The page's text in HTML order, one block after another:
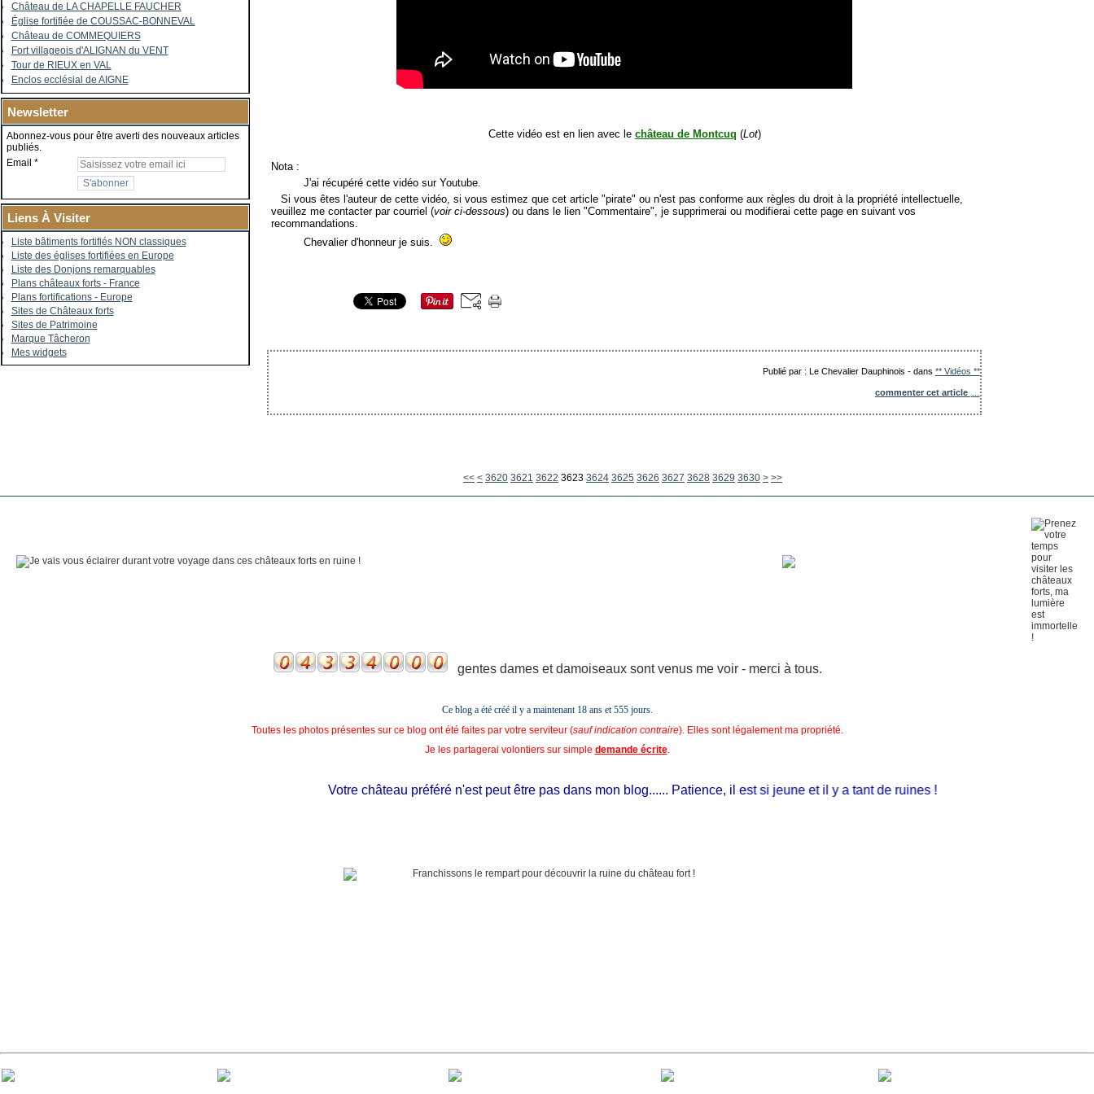
Château de LA CHAPELLE FAUCHER
Église fortifiée de COUSSAC-BONNEVAL
Château de COMMEQUIERS
Fort villageois d'ALIGNAN du VENT
Tour de RIEUX en VAL
Enclos ecclésial de AIGNE
Newsletter
Abonnez-vous pour être averti des nouveaux articles
publiés.
Email
Liens À Visiter
Liste bâtiments fortifiés NON classiques
Liste des églises fortifiées en Europe
Liste des Donjons remarquables
Plans châteaux forts - France
Plans fortifications - Europe
Sites de Châteaux forts
Sites de Patrimoine
Marque Tâcheron
Mes widgets
Cette vidéo est en lien avec le château de Montcuq (Lot)
Nota :
J'ai récupéré cette vidéo sur Youtube.
Si vous êtes l'auteur de cette vidéo, si vous estimez que cet article "pirate" ou n'est pas conforme aux règles du droit à la propriété intellectuelle,
veuillez me contacter par courriel (voir ci-dessous) ou dans le lien "Commentaire", je supprimerai ou modifierai cette page en suivant vos
recommandations.
Chevalier d'honneur je suis.
Publié par : Le Chevalier Dauphinois -dans ** Vidéos **
commenter cet article
<< < 3600
3610
3620 3621 3622 3623 3624 3625 3626 3627 3628 3629 3630 3640
3650
3660
3670
3680
3690
3700
3800
3900
4000
4100
4200
4300
4400
4500
4600
4700
4800
4900
5000
5100
5200
5300
5400
5500
5600
> >>
gentes dames et damoiseaux sont venus me voir - merci à tous.
Ce blog a été créé il y a maintenant 18 ans et555 jours.
Toutes les photos présentes sur ce blog ont été faites par votre serviteur (sauf indication contraire). Elles sont légalement ma propriété.
Je les partagerai volontiers sur simple demande écrite.
Votre château préféré n'est peut être pas dans mon blog...... Patience, il est si jeune et il y a tant de ruines !